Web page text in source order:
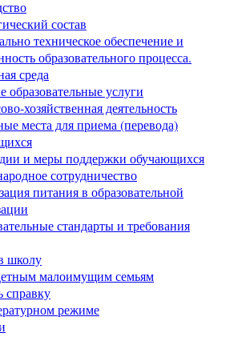
состав
техническое обеспечение и
образовательного процесса.
среда
образовательные услуги
хозяйственная деятельность
места для приема (перевода)
и меры поддержки обучающихся
сотрудничество
питания в образовательной
стандарты и требования
школу
малоимущим семьям
справку
режиме